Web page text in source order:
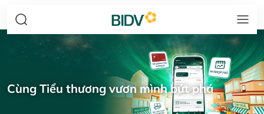
Cùng Tiểu thương vươn mình bứt phá